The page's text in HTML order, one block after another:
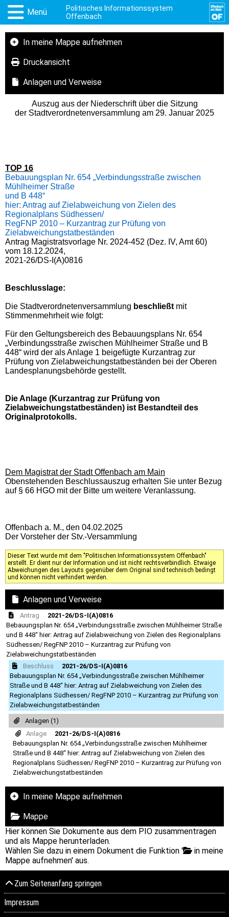
Menü
Politisches Informationssystem
Offenbach
In meine Mappe aufnehmen
Druckansicht
Anlagen und Verweise
Auszug aus der Niederschrift über die Sitzung
der Stadtverordnetenversammlung am 29. Januar 2025
TOP 16
Bebauungsplan Nr. 654 „Verbindungsstraße zwischen
Mühlheimer Straße
und B 448“
hier: Antrag auf Zielabweichung von Zielen des
Regionalplans Südhessen/
RegFNP 2010 – Kurzantrag zur Prüfung von
Zielabweichungstatbeständen
Antrag Magistratsvorlage Nr. 2024-452 (Dez. IV, Amt 60)
vom 18.12.2024,
2021-26/DS-I(A)0816
Beschlusslage:
Die Stadtverordnetenversammlung beschließt mit
Stimmenmehrheit wie folgt:
Für den Geltungsbereich des Bebauungsplans Nr. 654
„Verbindungsstraße zwischen Mühlheimer Straße und B
448“ wird der als Anlage 1 beigefügte Kurzantrag zur
Prüfung von Zielabweichungstatbeständen bei der Oberen
Landesplanungsbehörde gestellt.
Die Anlage (Kurzantrag zur Prüfung von
Zielabweichungstatbeständen) ist Bestandteil des
Originalprotokolls.
Dem Magistrat der Stadt Offenbach am Main
Obenstehenden Beschlussauszug erhalten Sie unter Bezug
auf § 66 HGO mit der Bitte um weitere Veranlassung.
Offenbach a. M., den 04.02.2025
Der Vorsteher der Stv.-Versammlung
Dieser Text wurde mit dem "Politischen Informationssystem Offenbach"
erstellt. Er dient nur der Information und ist nicht rechtsverbindlich. Etwaige
Abweichungen des Layouts gegenüber dem Original sind technisch bedingt
und können nicht verhindert werden.
Anlagen und Verweise
Antrag
2021-26/DS-I(A)0816
Bebauungsplan Nr. 654 „Verbindungsstraße zwischen Mühlheimer Straße
und B 448“ hier: Antrag auf Zielabweichung von Zielen des Regionalplans
Südhessen/ RegFNP 2010 – Kurzantrag zur Prüfung von
Zielabweichungstatbeständen
Beschluss
2021-26/DS-I(A)0816
Bebauungsplan Nr. 654 „Verbindungsstraße zwischen Mühlheimer
Straße und B 448“ hier: Antrag auf Zielabweichung von Zielen des
Regionalplans Südhessen/ RegFNP 2010 – Kurzantrag zur Prüfung von
Zielabweichungstatbeständen
Anlagen (1)
Anlage
2021-26/DS-I(A)0816
Bebauungsplan Nr. 654 „Verbindungsstraße zwischen Mühlheimer
Straße und B 448“ hier: Antrag auf Zielabweichung von Zielen des
Regionalplans Südhessen/ RegFNP 2010 – Kurzantrag zur Prüfung von
Zielabweichungstatbeständen
In meine Mappe aufnehmen
Mappe
Hier können Sie Dokumente aus dem PIO zusammentragen
und als Mappe herunterladen.
Wählen Sie dazu in einem Dokument die Funktion '
in meine
Mappe aufnehmen' aus.
Zum Seitenanfang springen
Impressum